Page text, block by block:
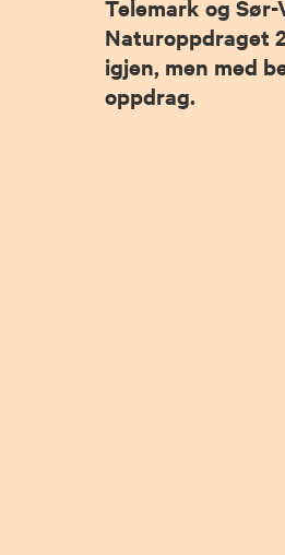
Telemark og
Naturoppdraget
igjen, men med
oppdrag.